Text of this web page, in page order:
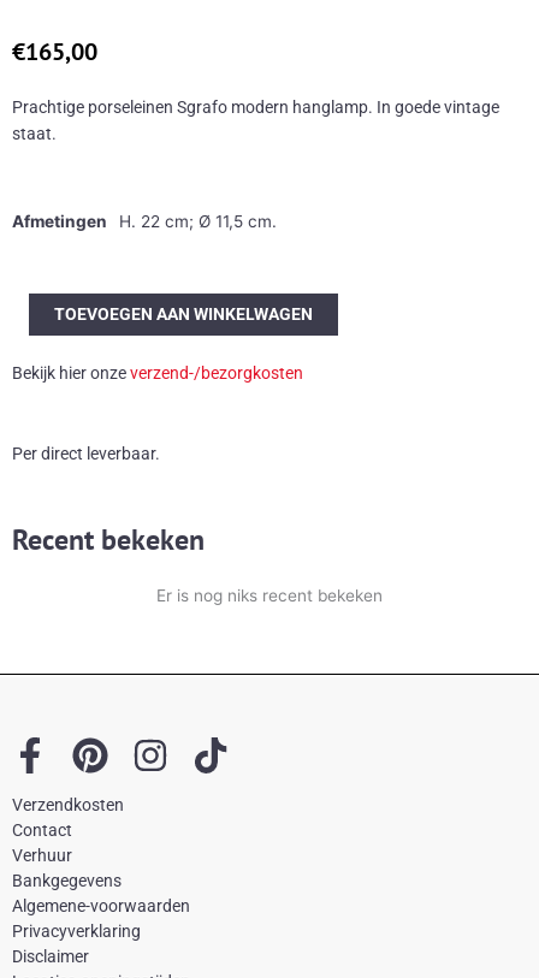
€165,00
Prachtige porseleinen Sgrafo modern hanglamp. In goede vintage
staat.
Afmetingen H. 22 cm; Ø 11,5 cm.
Sgrafo
modern
aantal
TOEVOEGEN AAN WINKELWAGEN
Bekijk hier onzeverzend-/bezorgkosten
Per direct leverbaar.
Recent bekeken
Er is nog niks recent bekeken
F
a
c
e
b
o
P
i
e
r
I
a
T
Verzendkosten
Contact
Verhuur
Bankgegevens
Algemene-voorwaarden
Privacyverklaring
Disclaimer